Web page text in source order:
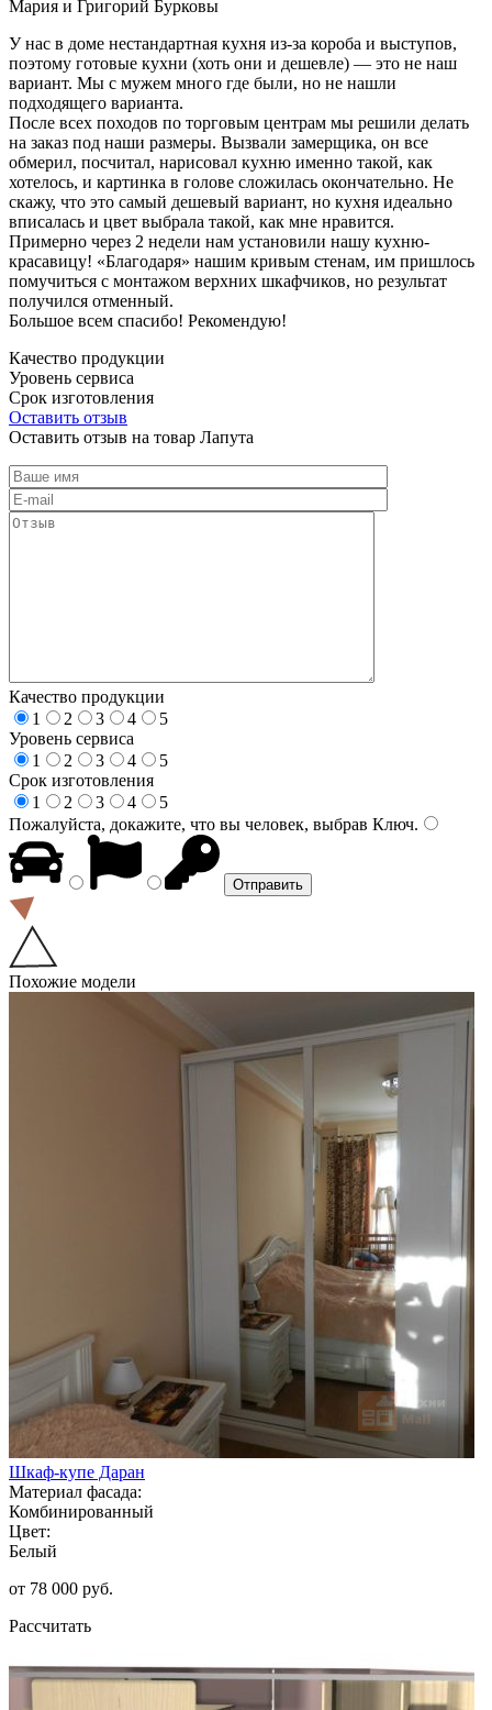
Мария и Григорий Бурковы
У нас в доме нестандартная кухня из-за короба и выступов,
поэтому готовые кухни (хоть они и дешевле) — это не наш
вариант. Мы с мужем много где были, но не нашли
подходящего варианта.
После всех походов по торговым центрам мы решили делать
на заказ под наши размеры. Вызвали замерщика, он все
обмерил, посчитал, нарисовал кухню именно такой, как
хотелось, и картинка в голове сложилась окончательно. Не
скажу, что это самый дешевый вариант, но кухня идеально
вписалась и цвет выбрала такой, как мне нравится.
Примерно через 2 недели нам установили нашу кухню-
красавицу! «Благодаря» нашим кривым стенам, им пришлось
помучиться с монтажом верхних шкафчиков, но результат
получился отменный.
Большое всем спасибо! Рекомендую!
Качество продукции
Уровень сервиса
Срок изготовления
Оставить отзыв
Оставить отзыв на товар Лапута
Качество продукции
1
2 3 4
5
Уровень сервиса
1
2 3 4
5
Срок изготовления
1
2 3 4
5
Пожалуйста, докажите, что вы человек, выбрав Ключ.
Похожие модели
Шкаф-купе Даран
Материал фасада:
Комбинированный
Цвет:
Белый
от 78 000 руб.
Рассчитать